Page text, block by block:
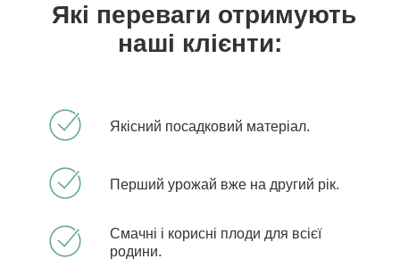
Які переваги отримують
наші клієнти:
Якісний посадковий матеріал.
Перший урожай вже на другий рік.
Смачні і корисні плоди для всієї
родини.